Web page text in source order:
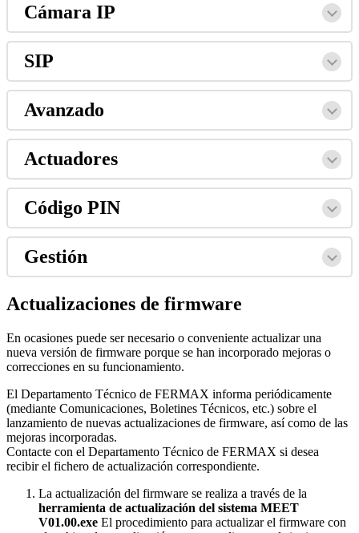
Cámara IP
SIP
Avanzado
Actuadores
Código PIN
Gestión
Actualizaciones de firmware
En ocasiones puede ser necesario o conveniente actualizar una
nueva versión de firmware porque se han incorporado mejoras o
correcciones en su funcionamiento.
El Departamento Técnico de FERMAX informa periódicamente
(mediante Comunicaciones, Boletines Técnicos, etc.) sobre el
lanzamiento de nuevas actualizaciones de firmware, así como de las
mejoras incorporadas.
Contacte con el Departamento Técnico de FERMAX si desea
recibir el fichero de actualización correspondiente.
La actualización del firmware se realiza a través de la
herramienta de actualización del sistema MEET
V01.00.exe El procedimiento para actualizar el firmware con